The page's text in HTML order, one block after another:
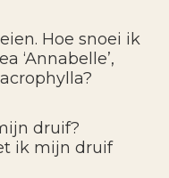
Hoe snoei ik
‘Annabelle’,
druif?
ik mijn druif